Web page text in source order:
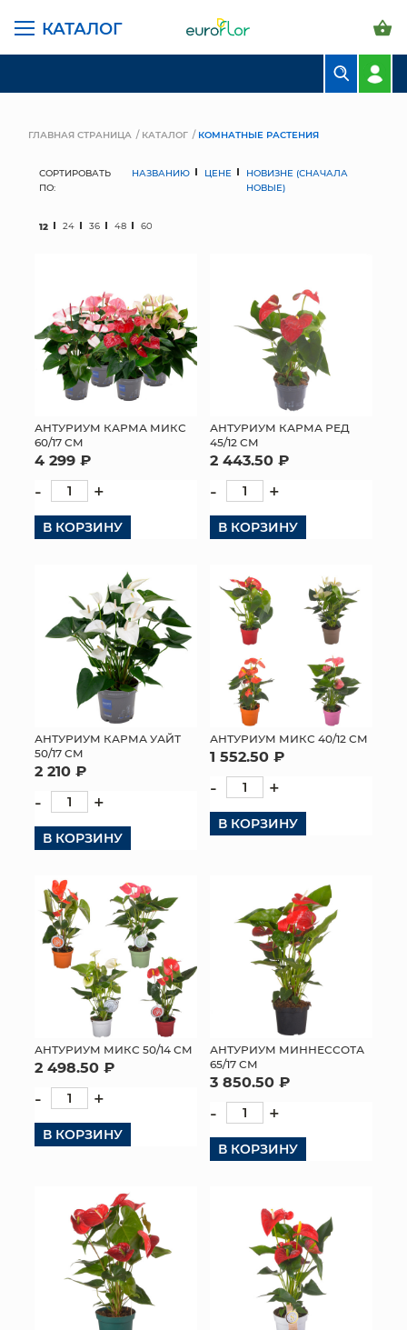
КАТАЛОГ
ГРУНТЫ И УДОБРЕНИЯ
ПРЕДМЕТЫ ИНТЕРЬЕРА
МЯГКИЕ ИГРУШКИ
КОРЗИНЫ
ЯЩИКИ
ИСКУССТВЕННЫЕ ЦВЕТЫ
ПАКЕТЫ И СУМКИ
ПОДАРОЧНЫЕ КАРТЫ
ТОРГОВЫЙ ЦЕНТР
ОПТОВЫМ КЛИЕНТАМ
ДОСТАВКА И ОПЛАТА
ГЛАВНАЯ СТРАНИЦА КАТАЛОГ КОМНАТНЫЕ РАСТЕНИЯ
СОРТИРОВАТЬ
ПО:
НАЗВАНИЮ ЦЕНЕ
НОВИЗНЕ (СНАЧАЛА
НОВЫЕ)
12 24 36 48 60
АНТУРИУМ КАРМА МИКС
60/17 СМ
4 299 ₽
- +
В КОРЗИНУ
АНТУРИУМ КАРМА РЕД
45/12 СМ
2 443.50 ₽
- +
В КОРЗИНУ
АНТУРИУМ КАРМА УАЙТ
50/17 СМ
2 210 ₽
- +
В КОРЗИНУ
АНТУРИУМ МИКС 40/12 СМ
1 552.50 ₽
- +
В КОРЗИНУ
АНТУРИУМ МИКС 50/14 СМ
2 498.50 ₽
- +
В КОРЗИНУ
АНТУРИУМ МИННЕССОТА
65/17 СМ
3 850.50 ₽
- +
В КОРЗИНУ